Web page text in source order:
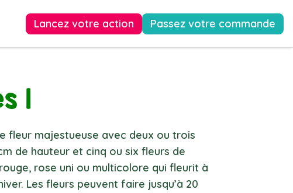
Lancez votre action Passez votre commande
1
fleur majestueuse avec deux ou trois
de hauteur et cinq ou six fleurs de
rose uni ou multicolore qui fleurit à
Les fleurs peuvent faire jusqu’à 20